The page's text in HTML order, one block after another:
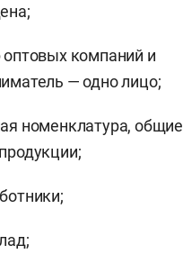
оптовых компаний и
— одно лицо;
номенклатура, общие